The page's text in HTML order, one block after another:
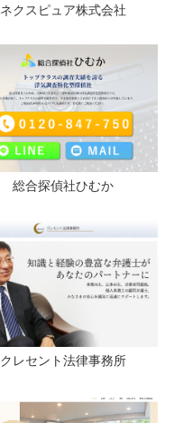
ネクスピュア株式会社
総合探偵社ひむか
クレセント法律事務所